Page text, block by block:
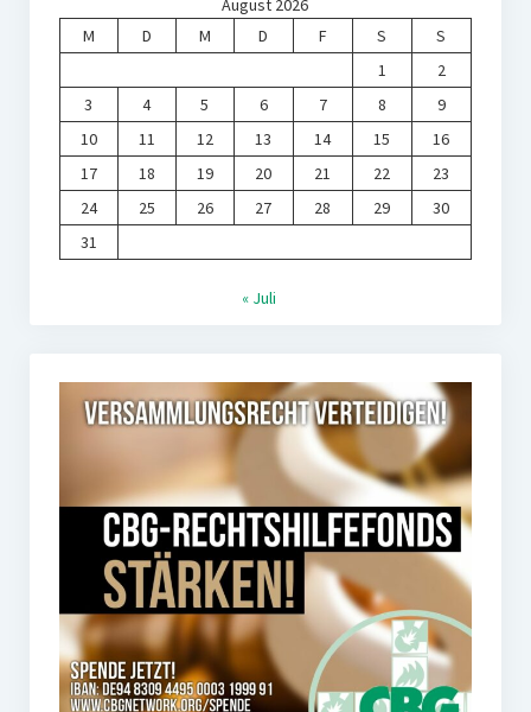
August 2026
M
D M D F S
S
1
2
3
4 5 6 7 8
9
10
11 12 13 14 15
16
17
18 19 20 21 22
23
24
25 26 27 28 29
30
31
« Juli